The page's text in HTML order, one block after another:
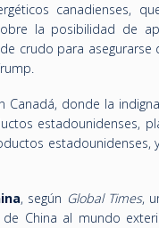
canadienses,
la posibilidad de
crudo para
Canadá, donde la
estadounidenses,
estadounidenses,
, según Global Times,
de China al mundo